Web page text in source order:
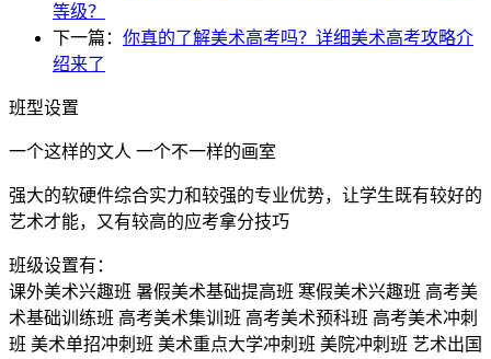
等级？
下一篇： 你真的了解美术高考吗？详细美术高考攻略介
绍来了
班型设置
一个这样的文人 一个不一样的画室
强大的软硬件综合实力和较强的专业优势，让学生既有较好的
艺术才能，又有较高的应考拿分技巧
班级设置有：
课外美术兴趣班 暑假美术基础提高班 寒假美术兴趣班 高考美
术基础训练班 高考美术集训班 高考美术预科班 高考美术冲刺
班 美术单招冲刺班 美术重点大学冲刺班 美院冲刺班 艺术出国